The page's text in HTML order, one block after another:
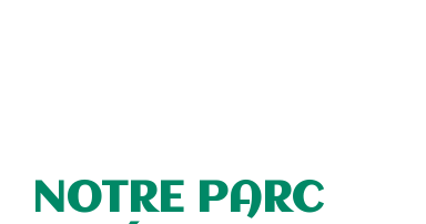
NOTRE PARC